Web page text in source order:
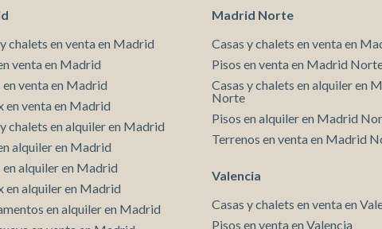
certificado informativo estatal de referencia de
precios de alquiler.No consta contrato de
arrendamiento de vivienda en los últimos 5 años.Este
chalets en venta en Madrid
venta en Madrid
venta en Madrid
en venta en Madrid
chalets en alquiler en Madrid
alquiler en Madrid
alquiler en Madrid
en alquiler en Madrid
en alquiler en Madrid
Madrid Norte
Casas y chalets en venta en
Pisos en venta en Madrid
Casas y chalets en alquiler en
Norte
Pisos en alquiler en Madrid
Terrenos en venta en Madrid
Valencia
Casas y chalets en venta en
Pisos en venta en Valencia